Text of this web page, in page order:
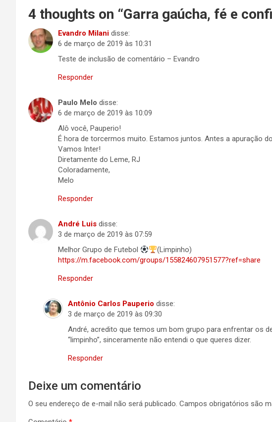
4 thoughts on “Garra gaúcha, fé e
Evandro Milani disse:
6 de março de 2019 às 10:31
Teste de inclusão de comentário – Evandro
Responder
Paulo Melo disse:
6 de março de 2019 às 10:09
Alô você, Pauperio!
É hora de torcermos muito. Estamos juntos. Antes a apuração
Vamos Inter!
Diretamente do Leme, RJ
Coloradamente,
Melo
Responder
André Luis disse:
3 de março de 2019 às 07:59
Melhor Grupo de Futebol
(Limpinho)
https://m.facebook.com/groups/155824607951577?ref=share
Responder
Antônio Carlos Pauperio disse:
3 de março de 2019 às 09:30
André, acredito que temos um bom grupo para enfrentar os
“limpinho”, sinceramente não entendi o que queres dizer.
Responder
Deixe um comentário
O seu endereço de e-mail não será publicado. Campos obrigatórios são